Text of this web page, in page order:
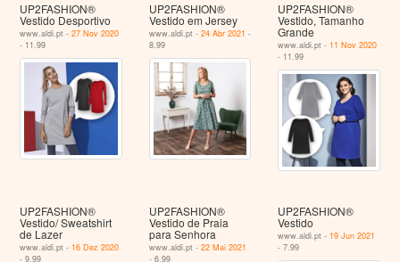
UP2FASHION®
Vestido Desportivo
www.aldi.pt -27 Nov 2020
- 11.99
UP2FASHION®
Vestido em Jersey
www.aldi.pt - 24 Abr 2021 -
8.99
UP2FASHION®
Vestido, Tamanho
Grande
www.aldi.pt - 11 Nov 2020
- 11.99
UP2FASHION®
Vestido/ Sweatshirt
de Lazer
www.aldi.pt - 16 Dez 2020
- 9.99
UP2FASHION®
Vestido de Praia
para Senhora
www.aldi.pt - 22 Mai 2021
- 6.99
UP2FASHION®
Vestido
www.aldi.pt - 19 Jun 2021
- 7.99